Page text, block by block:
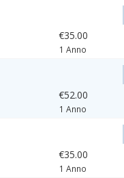
€35.00
1 Anno
€52.00
1 Anno
€35.00
1 Anno